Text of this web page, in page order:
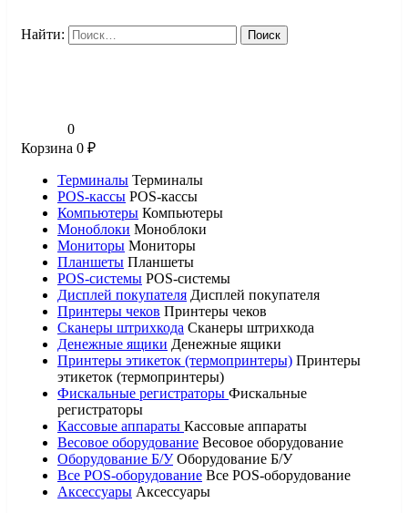
Найти:
0
Корзина 0 ₽
Терминалы Терминалы
POS-кассы POS-кассы
Компьютеры Компьютеры
Моноблоки Моноблоки
Мониторы Мониторы
Планшеты Планшеты
POS-системы POS-системы
Дисплей покупателя Дисплей покупателя
Принтеры чеков Принтеры чеков
Сканеры штрихкода Сканеры штрихкода
Денежные ящики Денежные ящики
Принтеры этикеток (термопринтеры) Принтеры
этикеток (термопринтеры)
Фискальные регистраторы Фискальные
регистраторы
Кассовые аппараты Кассовые аппараты
Весовое оборудование Весовое оборудование
Оборудование Б/У Оборудование Б/У
Все POS-оборудование Все POS-оборудование
Аксессуары Аксессуары